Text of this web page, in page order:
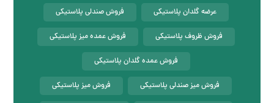
عرضه گلدان پلاستیکی فروش صندلی پلاستیکی
فروش ظروف پلاستیکی فروش عمده میز پلاستیکی
فروش عمده گلدان پلاستیکی
فروش میز صندلی پلاستیکی فروش میز پلاستیکی